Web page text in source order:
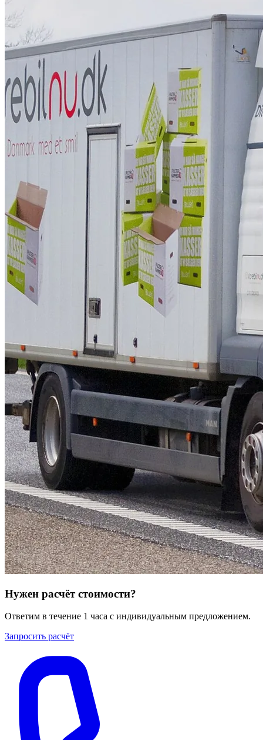
Нужен расчёт стоимости?
Ответим в течение 1 часа с индивидуальным предложением.
Запросить расчёт